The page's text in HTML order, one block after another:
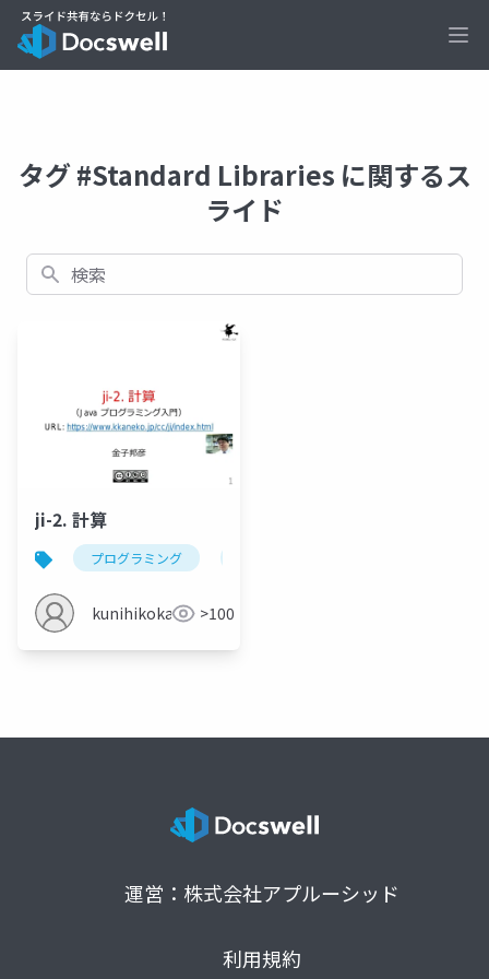
タグ #Standard Libraries に関するス
ライド
検索
ji-2. 計算
プログラミング
kunihikokaneko>100
運営：株式会社アプルーシッド
利用規約